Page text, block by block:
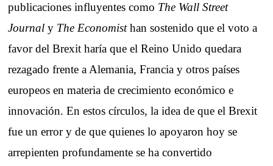
publicaciones influyentes como The Wall Street
Journal y The Economisthan sostenido que el voto a
favor del Brexit haría que el Reino Unido quedara
rezagado frente a Alemania, Francia y otros países
europeos en materia de crecimiento económico e
innovación. En estos círculos, la idea de que el Brexit
fue un error y de que quienes lo apoyaron hoy se
arrepienten profundamente se ha convertido